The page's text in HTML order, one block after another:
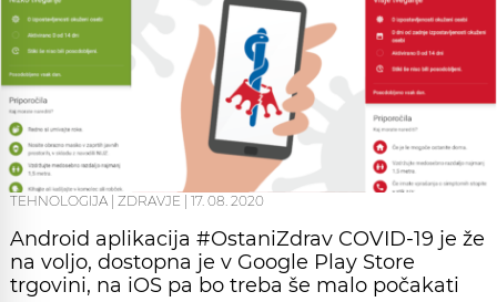
TEHNOLOGIJA ZDRAVJE 17. 08. 2020
Android aplikacija #OstaniZdrav COVID-19 je že
na voljo, dostopna je v Google Play Store
trgovini, na iOS pa bo treba še malo počakati